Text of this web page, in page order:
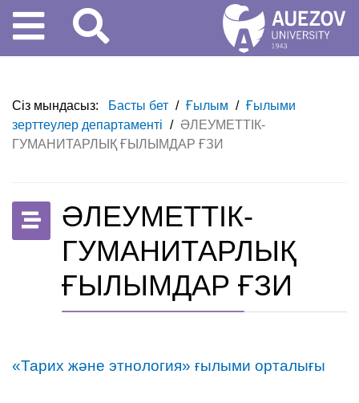
Сіз мындасыз: Басты бет / Ғылым / Ғылыми
зерттеулер департаменті / ӘЛЕУМЕТТІК-
ГУМАНИТАРЛЫҚ ҒЫЛЫМДАР ҒЗИ
ӘЛЕУМЕТТІК-
ГУМАНИТАРЛЫҚ
ҒЫЛЫМДАР ҒЗИ
«Тарих және этнология» ғылыми орталығы